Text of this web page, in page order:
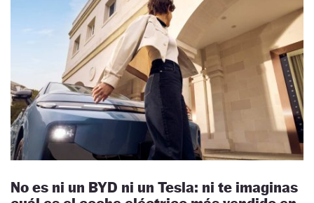
No es ni un BYD ni un Tesla: ni te imaginas